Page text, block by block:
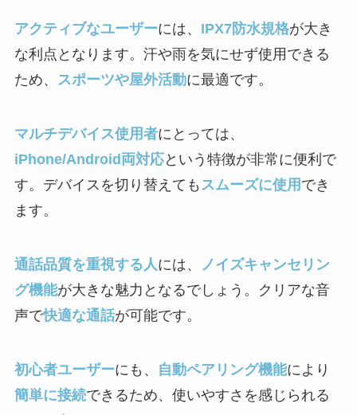
アクティブなユーザーには、 IPX7防水規格が大き
な利点となります。汗や雨を気にせず使用できる
ため、 スポーツや屋外活動に最適です。
マルチデバイス使用者にとっては、
iPhone/Android両対応という特徴が非常に便利で
す。デバイスを切り替えても スムーズに使用 でき
ます。
通話品質を重視する人には、
ノイズキャンセリン
グ機能が大きな魅力となるでしょう。クリアな音
声で快適な通話が可能です。
初心者ユーザーにも、 自動ペアリング機能により
簡単に接続できるため、使いやすさを感じられる